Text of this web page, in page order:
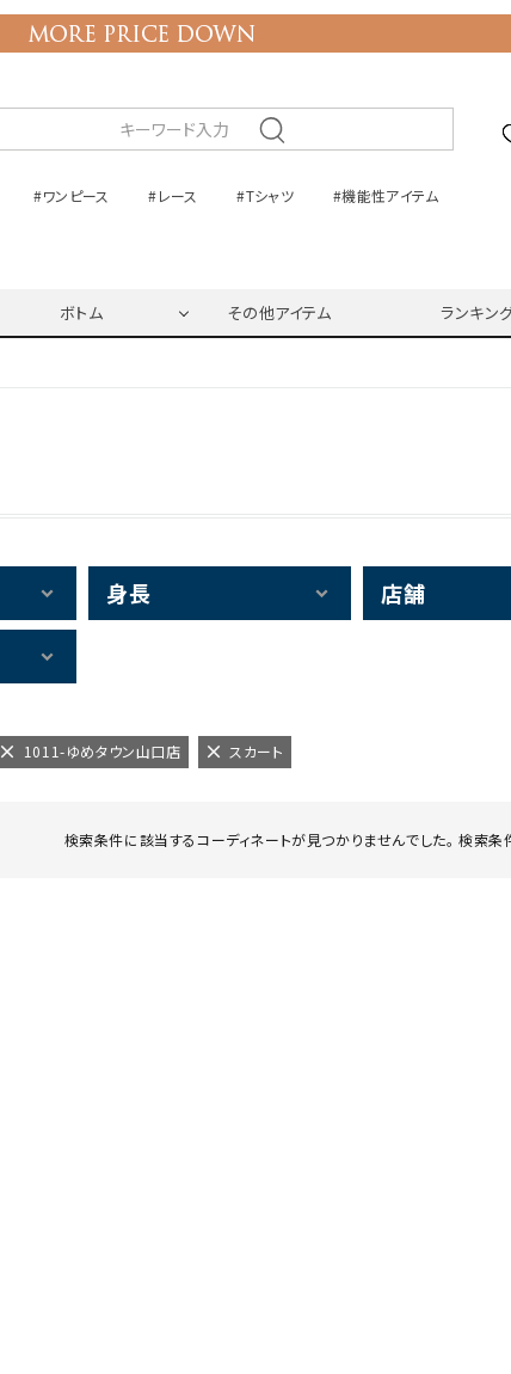
#ワンピース #レース #Tシャツ #機能性アイテム
ボトム その他アイテム ランキン
身長 店舗
1011-ゆめタウン山口店 スカート
検索条件に該当するコーディネートが見つかりませんでした。 検索条